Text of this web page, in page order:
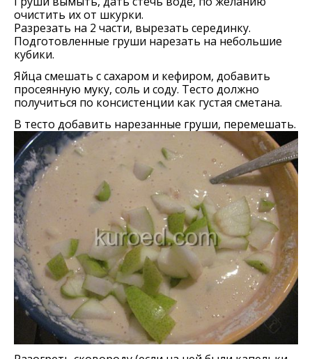
очистить их от шкурки.
Разрезать на 2 части, вырезать серединку.
Подготовленные груши нарезать на небольшие
кубики.
Яйца смешать с сахаром и кефиром, добавить
просеянную муку, соль и соду. Тесто должно
получиться по консистенции как густая сметана.
В тесто добавить нарезанные груши, перемешать.